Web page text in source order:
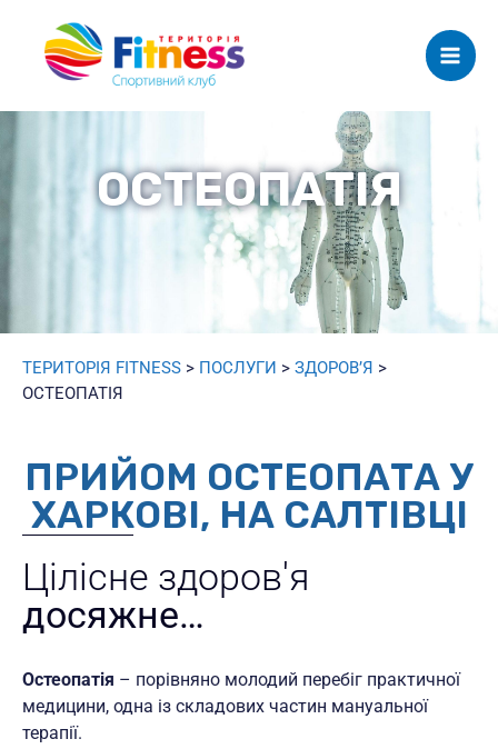
ОСТЕОПАТІЯ
ТЕРИТОРІЯ FITNESS > ПОСЛУГИ > ЗДОРОВ’Я >
ОСТЕОПАТІЯ
ПРИЙОМ ОСТЕОПАТА У
ХАРКОВІ, НА САЛТІВЦІ
Цілісне здоров'я
досяжне…
Остеопатія – порівняно молодий перебіг практичної
медицини, одна із складових частин мануальної
терапії.